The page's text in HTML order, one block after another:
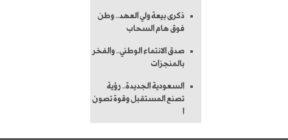
ذكرى بيعة ولي العهد.. وطن
فوق هام السحاب
صدق الانتماء الوطني.. والفخر
بالمنجزات
السعودية الجديدة.. رؤية
تصنع المستقبل وقوة تصون
ا